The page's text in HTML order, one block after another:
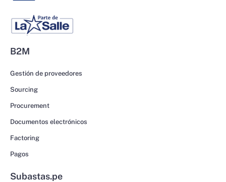
B2M
Gestión de proveedores
Sourcing
Procurement
Documentos electrónicos
Factoring
Pagos
Subastas.pe